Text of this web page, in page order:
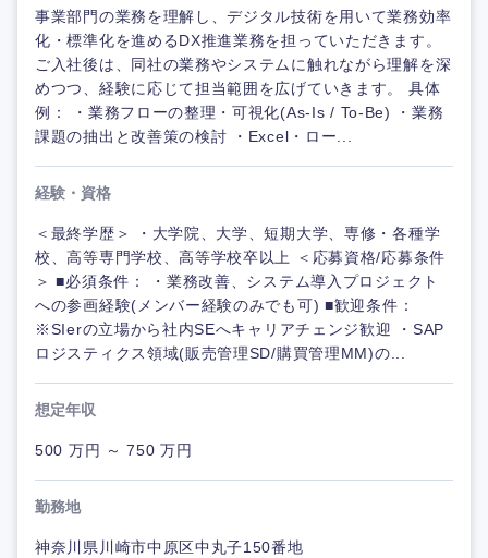
事業部門の業務を理解し、デジタル技術を用いて業務効率
化・標準化を進めるDX推進業務を担っていただきます。
ご入社後は、同社の業務やシステムに触れながら理解を深
めつつ、経験に応じて担当範囲を広げていきます。 具体
例： ・業務フローの整理・可視化(As-Is / To-Be) ・業務
課題の抽出と改善策の検討 ・Excel・ロー...
経験・資格
＜最終学歴＞ ・大学院、大学、短期大学、専修・各種学
校、高等専門学校、高等学校卒以上 ＜応募資格/応募条件
＞ ■必須条件： ・業務改善、システム導入プロジェクト
への参画経験(メンバー経験のみでも可) ■歓迎条件：
※SIerの立場から社内SEへキャリアチェンジ歓迎 ・SAP
ロジスティクス領域(販売管理SD/購買管理MM)の...
想定年収
500 万円 ～ 750 万円
勤務地
神奈川県川崎市中原区中丸子150番地